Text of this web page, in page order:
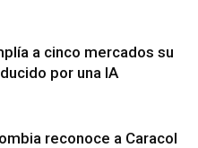
a cinco mercados su
por una IA
reconoce a Caracol